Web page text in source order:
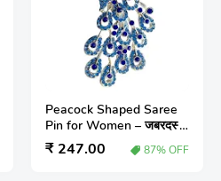
Peacock Shaped Saree
Pin for Women – जबरदस्त
लुक वाला साड़ी पिन आपकी
सुंदरता को और निखारे!
₹ 247.00 87% OFF